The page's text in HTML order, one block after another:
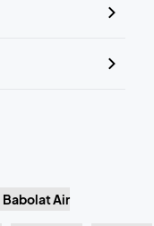
Babolat Air